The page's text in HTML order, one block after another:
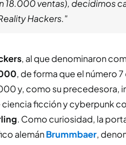
18.000 ventas), decidimos
Hackers."
, al que denominaron
, de forma que el número
y, como su precedesora,
ciencia ficción y cyberpunk
. Como curiosidad, la
alemánBrummbaer,